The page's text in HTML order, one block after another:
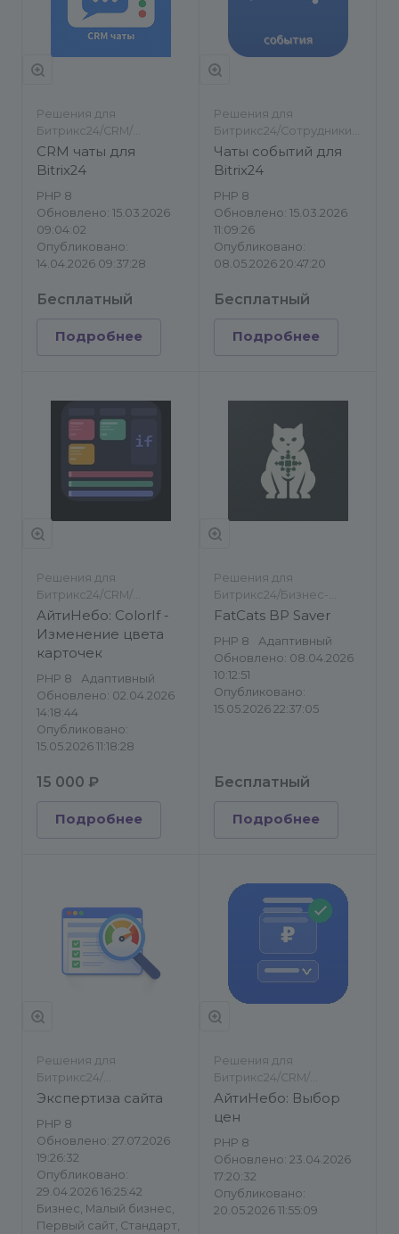
Решения для
Битрикс24/CRM/
Инструменты
CRM чаты для
Bitrix24
PHP 8
Обновлено: 15.03.2026
09:04:02
Опубликовано:
14.04.2026 09:37:28
Бесплатный
Подробнее
Решения для
Битрикс24/Сотрудники/
Инструменты
Чаты событий для
Bitrix24
PHP 8
Обновлено: 15.03.2026
11:09:26
Опубликовано:
08.05.2026 20:47:20
Бесплатный
Подробнее
Решения для
Битрикс24/CRM/
Инструменты
АйтиНебо: ColorIf -
Изменение цвета
карточек
PHP 8
Адаптивный
Обновлено: 02.04.2026
14:18:44
Опубликовано:
15.05.2026 11:18:28
15 000 ₽
Подробнее
Решения для
Битрикс24/Бизнес-
процессы/Инструменты
FatCats BP Saver
PHP 8
Адаптивный
Обновлено: 08.04.2026
10:12:51
Опубликовано:
15.05.2026 22:37:05
Бесплатный
Подробнее
Решения для
Битрикс24/
Инструменты
Экспертиза сайта
PHP 8
Обновлено: 27.07.2026
19:26:32
Опубликовано:
29.04.2026 16:25:42
Бизнес, Малый бизнес,
Первый сайт, Стандарт,
Решения для
Битрикс24/CRM/
Инструменты
АйтиНебо: Выбор
цен
PHP 8
Обновлено: 23.04.2026
17:20:32
Опубликовано:
20.05.2026 11:55:09